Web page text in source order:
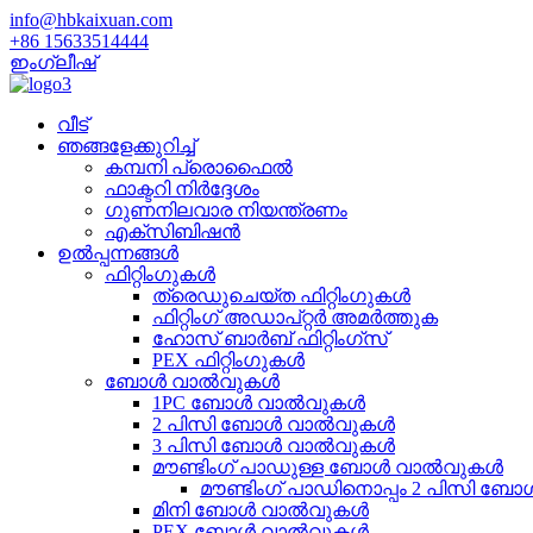
info@hbkaixuan.com
+86 15633514444
ഇംഗ്ലീഷ്
വീട്
ഞങ്ങളേക്കുറിച്ച്
കമ്പനി പ്രൊഫൈൽ
ഫാക്ടറി നിർദ്ദേശം
ഗുണനിലവാര നിയന്ത്രണം
എക്സിബിഷൻ
ഉൽപ്പന്നങ്ങൾ
ഫിറ്റിംഗുകൾ
ത്രെഡുചെയ്‌ത ഫിറ്റിംഗുകൾ
ഫിറ്റിംഗ് അഡാപ്റ്റർ അമർത്തുക
ഹോസ് ബാർബ് ഫിറ്റിംഗ്സ്
PEX ഫിറ്റിംഗുകൾ
ബോൾ വാൽവുകൾ
1PC ബോൾ വാൽവുകൾ
2 പിസി ബോൾ വാൽവുകൾ
3 പിസി ബോൾ വാൽവുകൾ
മൗണ്ടിംഗ് പാഡുള്ള ബോൾ വാൽവുകൾ
മൗണ്ടിംഗ് പാഡിനൊപ്പം 2 പിസി
മിനി ബോൾ വാൽവുകൾ